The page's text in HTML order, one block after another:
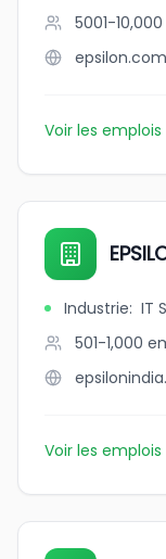
5001-10,000
epsilon.com
Voir les
Industrie: IT
501-1,000
Voir les